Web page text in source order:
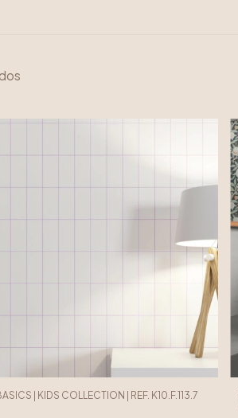
| KIDS COLLECTION | REF. K10.F.113.7